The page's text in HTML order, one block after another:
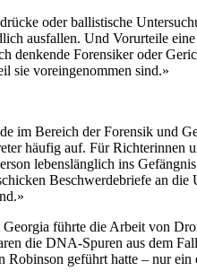
oder ballistische
ausfallen. Und Vorurteile
denkende Forensiker oder
sie voreingenommen sind.»
im Bereich der Forensik und
häufig auf. Für Richterinnen
lebenslänglich ins
Beschwerdebriefe an die
führte die Arbeit von
die DNA-Spuren aus dem
geführt hatte – nur ein